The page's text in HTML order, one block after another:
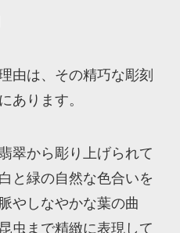
由は、その精巧な彫刻
あります。
翠から彫り上げられて
と緑の自然な色合いを
やしなやかな葉の曲
虫まで精緻に表現して